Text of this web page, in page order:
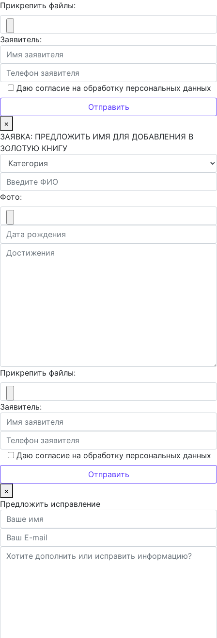
Прикрепить файлы:
Заявитель:
Даю согласие на обработку персональных данных
×
ЗАЯВКА: ПРЕДЛОЖИТЬ ИМЯ ДЛЯ ДОБАВЛЕНИЯ В
ЗОЛОТУЮ КНИГУ
Фото:
Прикрепить файлы:
Заявитель:
Даю согласие на обработку персональных данных
×
Предложить исправление